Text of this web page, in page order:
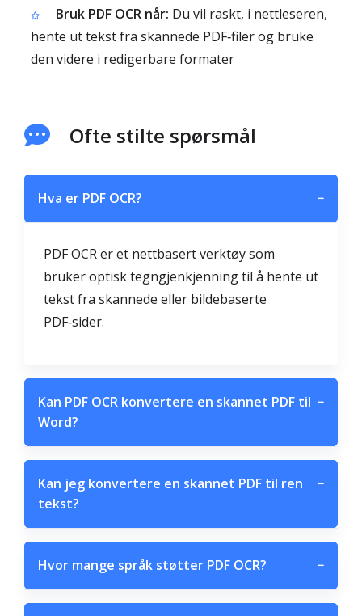
Bruk PDF OCR når: Du vil raskt, i nettleseren,
hente ut tekst fra skannede PDF‑filer og bruke
den videre i redigerbare formater
Ofte stilte spørsmål
Hva er PDF OCR? −
PDF OCR er et nettbasert verktøy som
bruker optisk tegngjenkjenning til å hente ut
tekst fra skannede eller bildebaserte
PDF‑sider.
Kan PDF OCR konvertere en skannet PDF til
Word?
−
Kan jeg konvertere en skannet PDF til ren
tekst?
−
Hvor mange språk støtter PDF OCR? −